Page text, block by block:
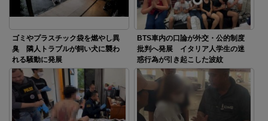
ゴミやプラスチック袋を燃やし異
臭 隣人トラブルが飼い犬に襲わ
れる騒動に発展
BTS車内の口論が外交・公的制度
批判へ発展 イタリア人学生の迷
惑行為が引き起こした波紋